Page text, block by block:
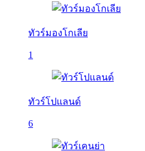
ทัวร์มองโกเลีย
1
ทัวร์โปแลนด์
6